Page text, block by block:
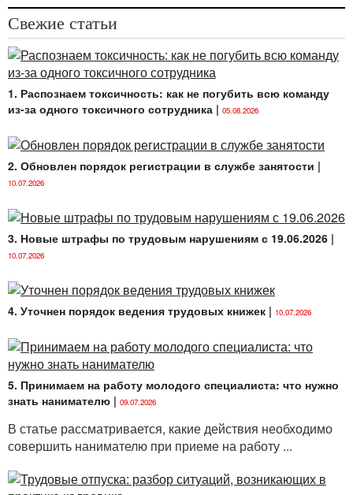
Свежие статьи
1. Распознаем токсичность: как не погубить всю команду
из-за одного токсичного сотрудника | 05.08.2026
2. Обновлен порядок регистрации в службе занятости |
10.07.2026
3. Новые штрафы по трудовым нарушениям с 19.06.2026 |
10.07.2026
4. Уточнен порядок ведения трудовых книжек | 10.07.2026
5. Принимаем на работу молодого специалиста: что нужно
знать нанимателю | 09.07.2026
В статье рассматривается, какие действия необходимо
совершить нанимателю при приеме на работу ...